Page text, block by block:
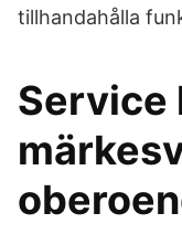
tillhandahålla
Service